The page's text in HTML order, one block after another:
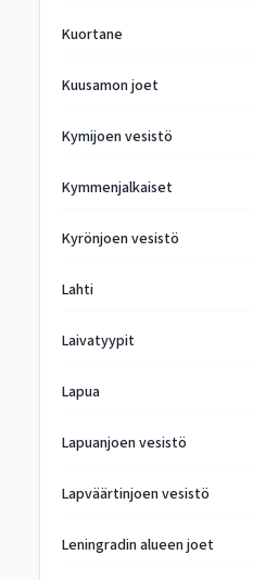
Kuortane
Kuusamon joet
Kymijoen vesistö
Kymmenjalkaiset
Kyrönjoen vesistö
Lahti
Laivatyypit
Lapua
Lapuanjoen vesistö
Lapväärtinjoen vesistö
Leningradin alueen joet